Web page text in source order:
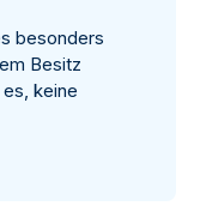
besonders
Besitz
keine